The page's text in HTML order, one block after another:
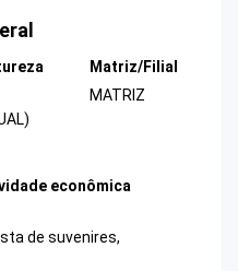
Matriz/Filial
MATRIZ
econômica
de suvenires,